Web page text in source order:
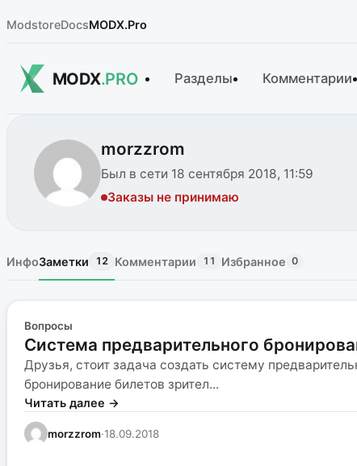
ModstoreDocsMODX.Pro
MODX.PRO Разделы Комментарии
morzzrom
Был в сети 18 сентября 2018, 11:59
Заказы не принимаю
ИнфоЗаметки 12 Комментарии 11 Избранное 0
Вопросы
Система предварительного
Друзья, стоит задача создать систему
бронирование билетов зрител...
Читать далее →
morzzrom·18.09.2018